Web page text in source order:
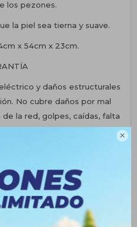

los pezones.
la piel sea tierna y suave.
x 54cm x 23cm.
y daños estructurales
No cubre daños por mal
la red, golpes, caídas, falta
incorrecta nivelación o
cuotas